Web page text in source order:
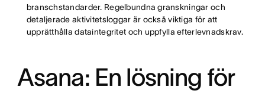
branschstandarder. Regelbundna granskningar och
detaljerade aktivitetsloggar är också viktiga för att
upprätthålla dataintegritet och uppfylla efterlevnadskrav.
Asana: En lösning för